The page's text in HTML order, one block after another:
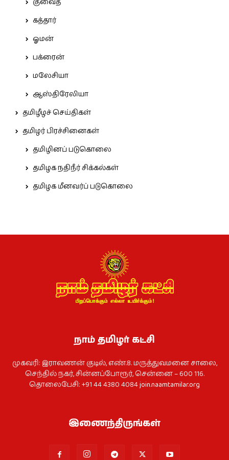
கத்தார்
ஓமன்
பக்ரைன்
மலேசியா
ஆஸ்திரேலியா
தமிழீழச் செய்திகள்
தமிழர் பிரச்சினைகள்
தமிழினப் படுகொலை
தமிழக நதிநீர் சிக்கல்கள்
தமிழக மீனவர்ப் படுகொலை
நாம் தமிழர் கட்சி
முகவரி: இராவணன் குடில், எண்.8. மருத்துவமனை சாலை,
செந்தில் நகர், சின்னப்போரூர், சென்னை – 600 116.
தொலைபேசி: +91 44 4380 4084join.naamtamilar.org
இணைந்திருங்கள்